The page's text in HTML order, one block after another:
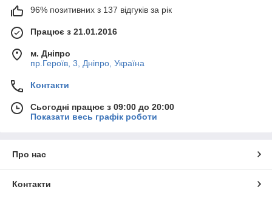
96% позитивних з 137 відгуків за рік
Працює з 21.01.2016
м. Дніпро
пр.Героїв, 3, Дніпро, Україна
Контакти
Сьогодні працює з 09:00 до 20:00
Показати весь графік роботи
Про нас
Контакти